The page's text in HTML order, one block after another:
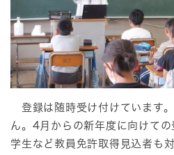
登録は随時受け付けています
ん。4月からの新年度に向けて
学生など教員免許取得見込者も対